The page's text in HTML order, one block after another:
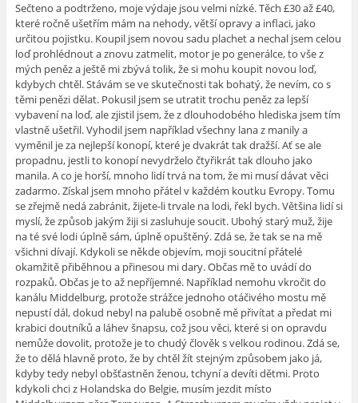
Sečteno a podtrženo, moje výdaje jsou velmi nízké. Těch £30 až £40,
které ročně ušetřím mám na nehody, větší opravy a inflaci, jako
určitou pojistku. Koupil jsem novou sadu plachet a nechal jsem celou
loď prohlédnout a znovu zatmelit, motor je po generálce, to vše z
mých peněz a ještě mi zbývá tolik, že si mohu koupit novou loď,
kdybych chtěl. Stávám se ve skutečnosti tak bohatý, že nevím, co s
těmi penězi dělat. Pokusil jsem se utratit trochu peněz za lepší
vybavení na loď, ale zjistil jsem, že z dlouhodobého hlediska jsem tím
vlastně ušetřil. Vyhodil jsem například všechny lana z manily a
vyměnil je za nejlepší konopí, které je dvakrát tak dražší. Ať se ale
propadnu, jestli to konopí nevydrželo čtyřikrát tak dlouho jako
manila. A co je horší, mnoho lidí trvá na tom, že mi musí dávat věci
zadarmo. Získal jsem mnoho přátel v každém koutku Evropy. Tomu
se zřejmě nedá zabránit, žijete-li trvale na lodi, řekl bych. Většina lidí si
myslí, že způsob jakým žiji si zasluhuje soucit. Ubohý starý muž, žije
na té své lodi úplně sám, úplně opuštěný. Zdá se, že tak se na mě
všichni dívají. Kdykoli se někde objevím, moji soucitní přátelé
okamžitě přiběhnou a přinesou mi dary. Občas mě to uvádí do
rozpaků. Občas je to až nepříjemné. Například nemohu vkročit do
kanálu Middelburg, protože strážce jednoho otáčivého mostu mě
nepustí dál, dokud nebyl na palubě osobně mě přivítat a předat mi
krabici doutníků a láhev šnapsu, což jsou věci, které si on opravdu
nemůže dovolit, protože je to chudý člověk s velkou rodinou. Zdá se,
že to dělá hlavně proto, že by chtěl žít stejným způsobem jako já,
kdyby tedy nebyl obšťastněn ženou, tchyní a devíti dětmi. Proto
kdykoli chci z Holandska do Belgie, musím jezdit místo